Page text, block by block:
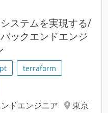
ステムを実現する/
ックエンドエンジ
terraform
ドエンジニア
東京